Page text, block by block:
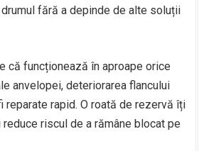
fără a depinde de alte soluții
că funcționează în aproape orice
anvelopei, deteriorarea flancului
reparate rapid. O roată de rezervă îți
riscul de a rămâne blocat pe